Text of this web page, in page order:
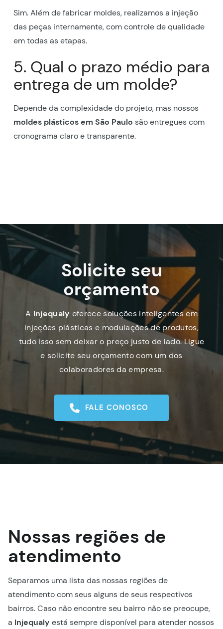
Sim. Além de fabricar moldes, realizamos a injeção
das peças internamente, com controle de qualidade
em todas as etapas.
5. Qual o prazo médio para
entrega de um molde?
Depende da complexidade do projeto, mas nossos
moldes plásticos em São Paulo são entregues com
cronograma claro e transparente.
Solicite seu
orçamento
A Injequaly oferece soluções inteligentes em
injeções plásticas e modulações de produtos,
tudo isso sem deixar o preço justo de lado. Ligue
e solicite seu orçamento com um dos
colaboradores da empresa.
FALE CONOSCO
Nossas regiões de
atendimento
Separamos uma lista das nossas regiões de
atendimento com seus alguns de seus respectivos
bairros. Caso não encontre seu bairro não se preocupe,
a Injequaly está sempre disponível para atender nossos